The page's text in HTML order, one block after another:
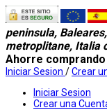
peninsula,
metroplitane, Italia
Ahorre
Iniciar Sesion /Crear
Iniciar Sesion
Crear una